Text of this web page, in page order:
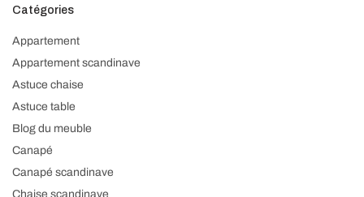
Catégories
Appartement
Appartement scandinave
Astuce chaise
Astuce table
Blog du meuble
Canapé
Canapé scandinave
Chaise scandinave